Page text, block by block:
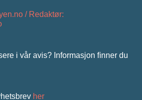
/ Redaktør:
i vår avis? Informasjon ﬁnner du
her